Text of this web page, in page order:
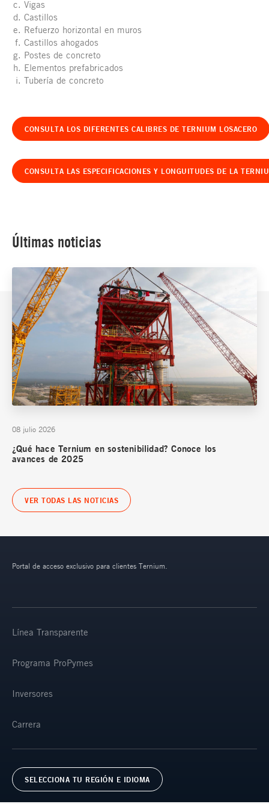
Vigas
Castillos
Refuerzo horizontal en muros
Castillos ahogados
Postes de concreto
Elementos prefabricados
Tubería de concreto
CONSULTA LOS DIFERENTES CALIBRES DE TERNIUM LOSACERO
CONSULTA LAS ESPECIFICACIONES Y LONGUITUDES DE LA
Últimas noticias
08 julio 2026
¿Qué hace Ternium en sostenibilidad? Conoce los
avances de 2025
VER TODAS LAS NOTICIAS
Portal de acceso exclusivo para clientes Ternium.
Línea Transparente
Programa ProPymes
Inversores
Carrera
SELECCIONA TU REGIÓN E IDIOMA